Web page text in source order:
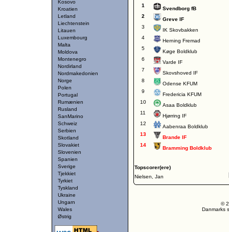
Kosovo
Kroatien
Letland
Liechtenstein
Litauen
Luxembourg
Malta
Moldova
Montenegro
Nordirland
Nordmakedonien
Norge
Polen
Portugal
Rumænien
Rusland
SanMarino
Schweiz
Serbien
Skotland
Slovakiet
Slovenien
Spanien
Sverige
Tjekkiet
Tyrkiet
Tyskland
Ukraine
Ungarn
Wales
Østrig
1
Svendborg fB
2
Greve IF
3
IK Skovbakken
4
Herning Fremad
5
Køge Boldklub
6
Varde IF
7
Skovshoved IF
8
Odense KFUM
9
Fredericia KFUM
10
Asaa Boldklub
11
Hjørring IF
12
Aabenraa Boldklub
13
Brande IF
14
Bramming Boldklub
Topscorer(ere)
Nielsen, Jan
©
Danmarks